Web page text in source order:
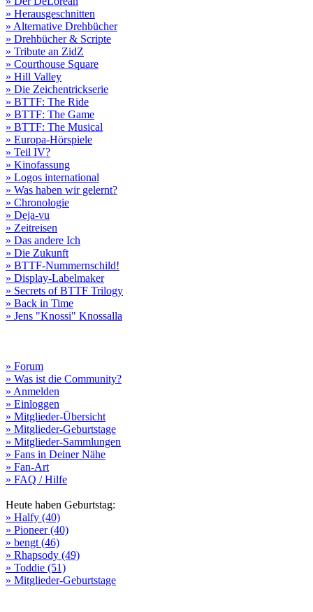
» Herausgeschnitten
» Alternative Drehbücher
» Drehbücher & Scripte
» Tribute an ZidZ
» Courthouse Square
» Hill Valley
» Die Zeichentrickserie
» BTTF: The Ride
» BTTF: The Game
» BTTF: The Musical
» Europa-Hörspiele
» Teil IV?
» Kinofassung
» Logos international
» Was haben wir gelernt?
» Chronologie
» Deja-vu
» Zeitreisen
» Das andere Ich
» Die Zukunft
» BTTF-Nummernschild!
» Display-Labelmaker
» Secrets of BTTF Trilogy
» Back in Time
» Jens "Knossi" Knossalla
» Forum
» Was ist die Community?
» Anmelden
» Einloggen
» Mitglieder-Übersicht
» Mitglieder-Geburtstage
» Mitglieder-Sammlungen
» Fans in Deiner Nähe
» Fan-Art
» FAQ / Hilfe
Heute haben Geburtstag:
» Halfy (40)
» Pioneer (40)
» bengt (46)
» Rhapsody (49)
» Toddie (51)
» Mitglieder-Geburtstage